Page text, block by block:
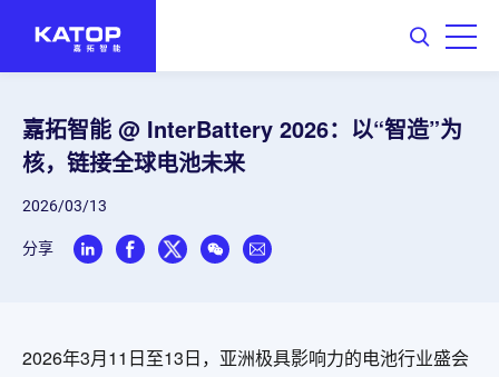
嘉拓智能 @ InterBattery 2026：以“智造”为
核，链接全球电池未来
2026/03/13
分享
2026年3月11日至13日，亚洲极具影响力的电池行业盛会